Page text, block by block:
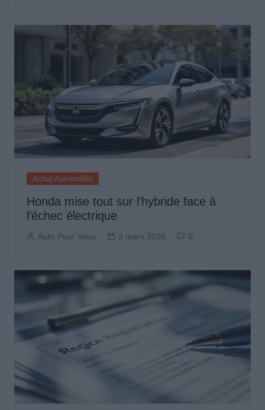
Achat Automobile
Honda mise tout sur l’hybride face à
l’échec électrique
Auto Pour Vous 2 mars 2026 0